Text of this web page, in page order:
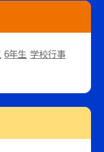
6年生 学校行事